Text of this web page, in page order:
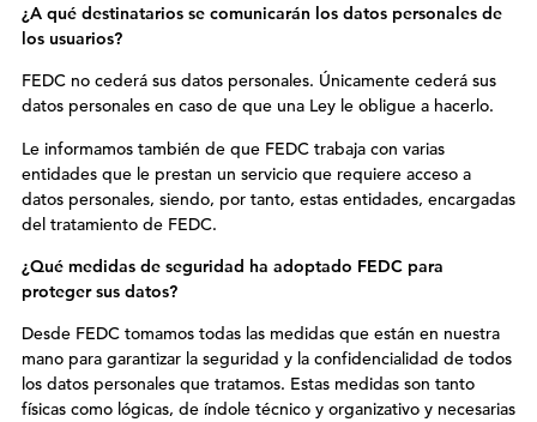
¿A qué destinatarios se comunicarán los datos personales de
los usuarios?
FEDC no cederá sus datos personales. Únicamente cederá sus
datos personales en caso de que una Ley le obligue a hacerlo.
Le informamos también de que FEDC trabaja con varias
entidades que le prestan un servicio que requiere acceso a
datos personales, siendo, por tanto, estas entidades, encargadas
del tratamiento de FEDC.
¿Qué medidas de seguridad ha adoptado FEDCpara
proteger sus datos?
Desde FEDC tomamos todas las medidas que están en nuestra
mano para garantizar la seguridad y la confidencialidad de todos
los datos personales que tratamos. Estas medidas son tanto
físicas como lógicas, de índole técnico y organizativo y necesarias